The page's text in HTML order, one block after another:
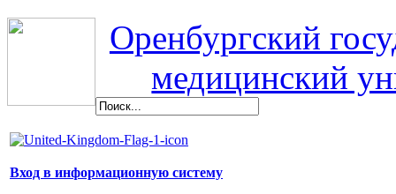
Оренбургский
медицинский
Вход в информационную систему